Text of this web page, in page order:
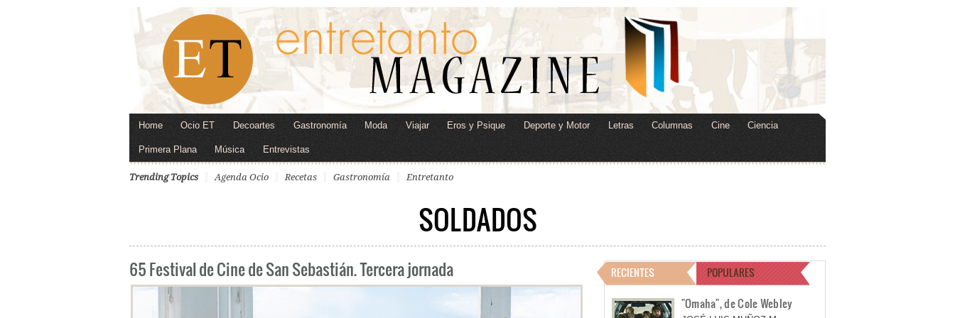
Home Ocio ET Decoartes Gastronomía Moda Viajar Eros y Psique Deporte y Motor Letras Columnas Cine Ciencia
Primera Plana Música Entrevistas
Trending Topics Agenda Ocio Recetas Gastronomía Entretanto
SOLDADOS
65 Festival de Cine de San Sebastián. Tercera jornada RECIENTES POPULARES
"Omaha", de Cole Webley